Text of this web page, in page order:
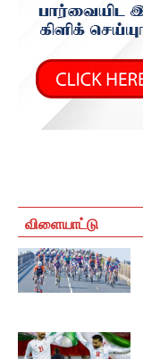
விளையாட்டு